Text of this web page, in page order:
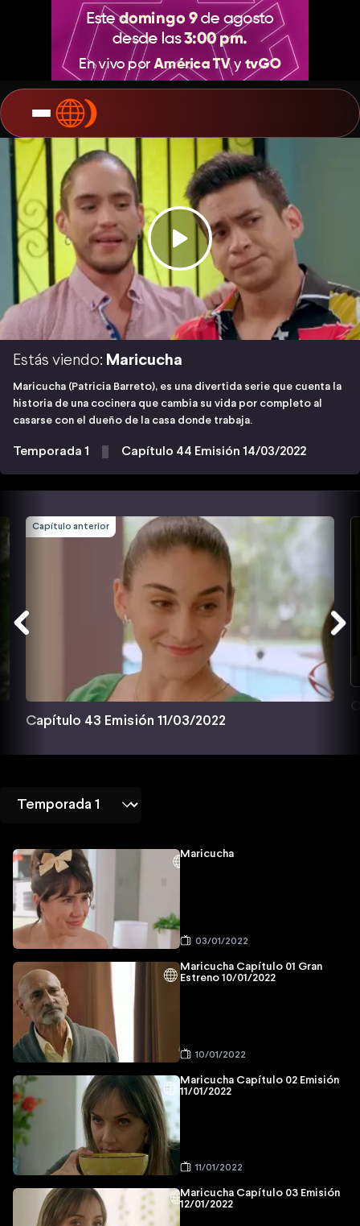
Estás viendo: Maricucha
Maricucha (Patricia Barreto), es una divertida serie que cuenta la
historia de una cocinera que cambia su vida por completo al
casarse con el dueño de la casa donde trabaja.
Temporada 1 Capítulo 44 Emisión 14/03/2022
Capítulo anterior
Capítulo 43 Emisión 11/03/2022
Maricucha
03/01/2022
Maricucha Capítulo 01 Gran
Estreno 10/01/2022
10/01/2022
Maricucha Capítulo 02 Emisión
11/01/2022
11/01/2022
Maricucha Capítulo 03 Emisión
12/01/2022